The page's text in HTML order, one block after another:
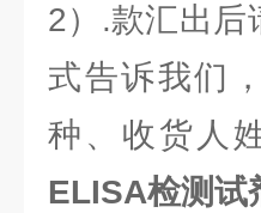
2）.款汇出后
式告诉我们
种、收货人
ELISA检测试